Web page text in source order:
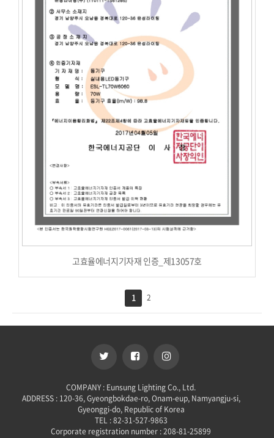
고효율에너지기자재 인증_제13057호
1 2
COMPANY : Eunsung Lighting Co., Ltd.
ADDRESS : 120-36, Gyeongbokdae-ro, Onam-eup, Namyangju-si,
Gyeonggi-do, Republic of Korea
TEL : 82-31-527-9863
Corporate registration number : 208-81-25899